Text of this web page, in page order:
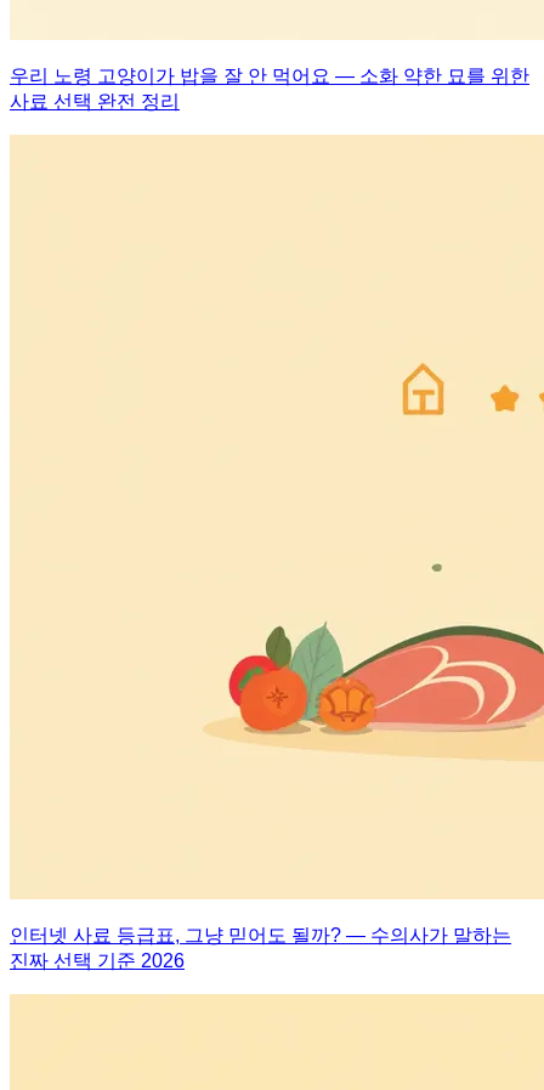
우리 노령 고양이가 밥을 잘 안 먹어요 — 소화 약한 묘를 위한
사료 선택 완전 정리
인터넷 사료 등급표, 그냥 믿어도 될까? — 수의사가 말하는
진짜 선택 기준 2026